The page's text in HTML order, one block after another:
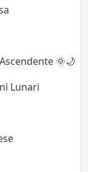
🌞🌙✨
Lunari